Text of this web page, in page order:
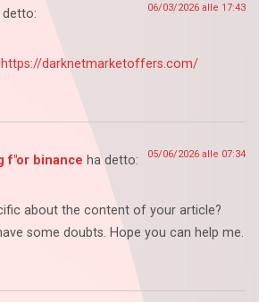
detto: 06/03/2026 alle 17:43
https://darknetmarketoffers.com/
f"or binance ha detto: 05/06/2026 alle 07:34
about the content of your article?
some doubts. Hope you can help me.